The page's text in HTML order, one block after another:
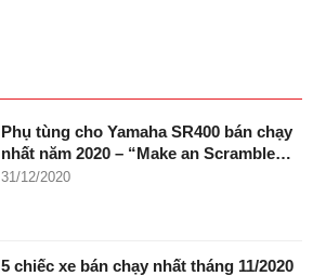
Phụ tùng cho Yamaha SR400 bán chạy
nhất năm 2020 – “Make an Scramble…
31/12/2020
5 chiếc xe bán chạy nhất tháng 11/2020